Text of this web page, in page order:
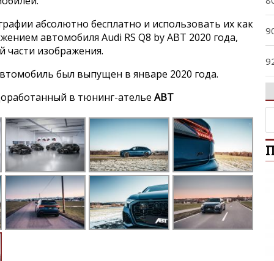
абсолютно бесплатно и использовать их как
автомобиля Audi RS Q8 by ABT 2020 года,
части изображения.
был выпущен в январе 2020 года.
в тюнинг-ателье ABT